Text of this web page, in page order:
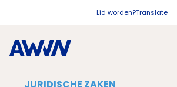
Lid worden?Translate